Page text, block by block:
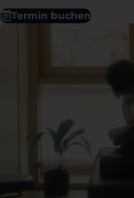
Termin buchen